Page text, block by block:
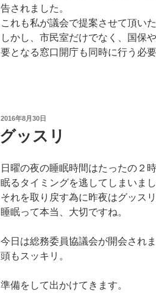
告されました。
これも私が議会で提案させて頂いた
しかし、市民室だけでなく、国保
要となる窓口開庁も同時に行う必
投
稿
日:
2016年8月30日
グッスリ
日曜の夜の睡眠時間はたったの２時
眠るタイミングを逃してしまいまし
それを取り戻す為に昨夜はグッス
睡眠って本当、大切ですね。
今日は総務委員協議会が開会されま
頭もスッキリ。
準備をして出かけてきます。